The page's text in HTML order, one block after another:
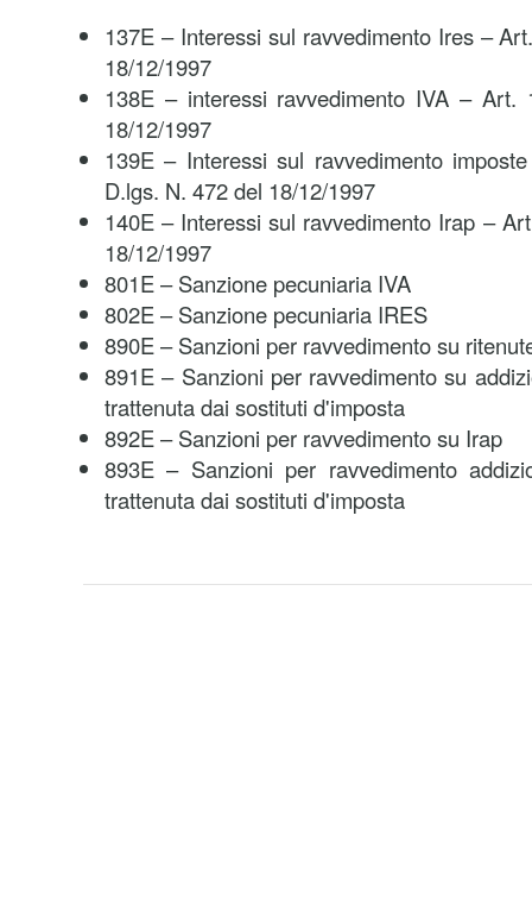
137E – Interessi sul ravvedimento Ires –
18/12/1997
138E – interessi ravvedimento IVA –
18/12/1997
139E – Interessi sul ravvedimento
D.lgs. N. 472 del 18/12/1997
140E – Interessi sul ravvedimento Irap –
18/12/1997
801E – Sanzione pecuniaria IVA
802E – Sanzione pecuniaria IRES
890E – Sanzioni per ravvedimento su
891E – Sanzioni per ravvedimento su
trattenuta dai sostituti d'imposta
892E – Sanzioni per ravvedimento su Irap
893E – Sanzioni per ravvedimento
trattenuta dai sostituti d'imposta